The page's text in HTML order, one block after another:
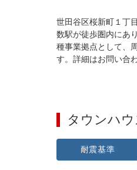
世田谷区桜新町１丁
数駅が徒歩圏内にあ
種事業拠点として、
す。詳細はお問い合
タウンハ
耐震基準